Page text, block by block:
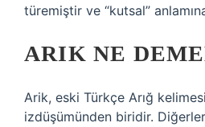
türemiştir ve “kutsal”
ARIK NE
Arik, eski Türkçe Arığ
izdüşümünden biridir.